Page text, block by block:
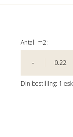
Antall m2:
-
Din bestilling: 1